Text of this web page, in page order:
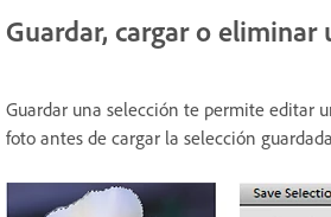
Guardar, cargar o eliminar
Guardar una selección te permite editar
foto antes de cargar la selección